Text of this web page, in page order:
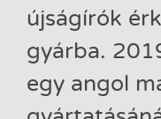
újságírók
gyárba.
egy angol